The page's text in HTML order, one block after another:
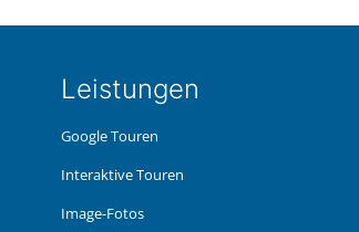
Leis­tun­gen
Google Touren
Inter­ak­ti­ve Touren
Image-Fotos